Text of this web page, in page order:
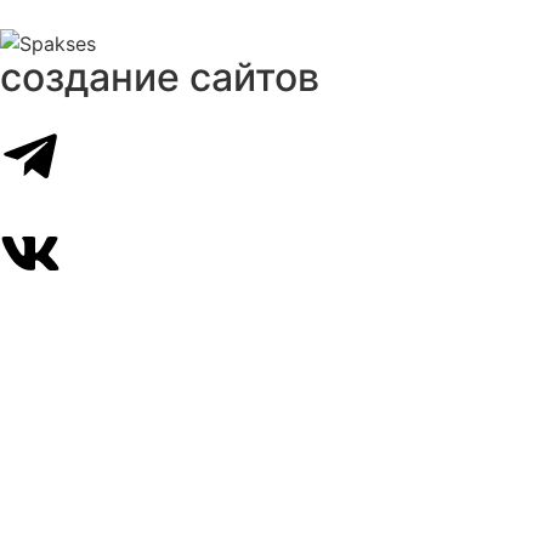
создание сайтов